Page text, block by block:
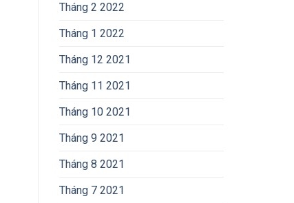
Tháng 2 2022
Tháng 1 2022
Tháng 12 2021
Tháng 11 2021
Tháng 10 2021
Tháng 9 2021
Tháng 8 2021
Tháng 7 2021